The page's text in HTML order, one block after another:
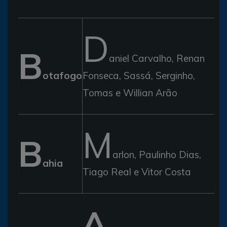
Botafogo
D aniel Carvalho, Renan
Fonseca, Sassá, Serginho,
Tomas e Willian Arão
Bahia M arlon, Paulinho Dias,
Tiago Real e Vitor Costa